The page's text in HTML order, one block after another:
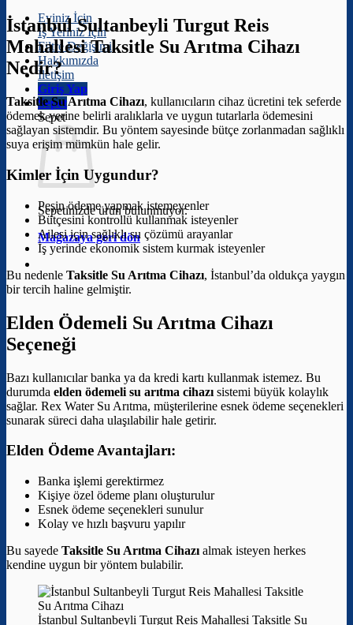
Eviniz İçin
İş Yeriniz İçin
Filtre Değişimi
Hakkımızda
İletişim
Giriş Yap
Sepet
Sepet
Sepetinizde ürün bulunmuyor.
Mağazaya geri dön
İstanbul Sultanbeyli Turgut Reis
Mahallesi Taksitle Su Arıtma Cihazı
Nedir?
Taksitle Su Arıtma Cihazı, kullanıcıların cihaz ücretini tek seferde
ödemek yerine belirli aralıklarla ve uygun tutarlarla ödemesini
sağlayan sistemdir. Bu yöntem sayesinde bütçe zorlanmadan sağlıklı
suya erişim mümkün hale gelir.
Kimler İçin Uygundur?
Peşin ödeme yapmak istemeyenler
Bütçesini kontrollü kullanmak isteyenler
Ailesi için sağlıklı su çözümü arayanlar
İş yerinde ekonomik sistem kurmak isteyenler
Bu nedenle Taksitle Su Arıtma Cihazı, İstanbul’da oldukça yaygın
bir tercih haline gelmiştir.
Elden Ödemeli Su Arıtma Cihazı
Seçeneği
Bazı kullanıcılar banka ya da kredi kartı kullanmak istemez. Bu
durumda elden ödemeli su arıtma cihazı sistemi büyük kolaylık
sağlar. Rex Water Su Arıtma, müşterilerine esnek ödeme seçenekleri
sunarak süreci daha ulaşılabilir hale getirir.
Elden Ödeme Avantajları:
Banka işlemi gerektirmez
Kişiye özel ödeme planı oluşturulur
Esnek ödeme seçenekleri sunulur
Kolay ve hızlı başvuru yapılır
Bu sayede Taksitle Su Arıtma Cihazı almak isteyen herkes
kendine uygun bir yöntem bulabilir.
İstanbul Sultanbeyli Turgut Reis Mahallesi Taksitle Su